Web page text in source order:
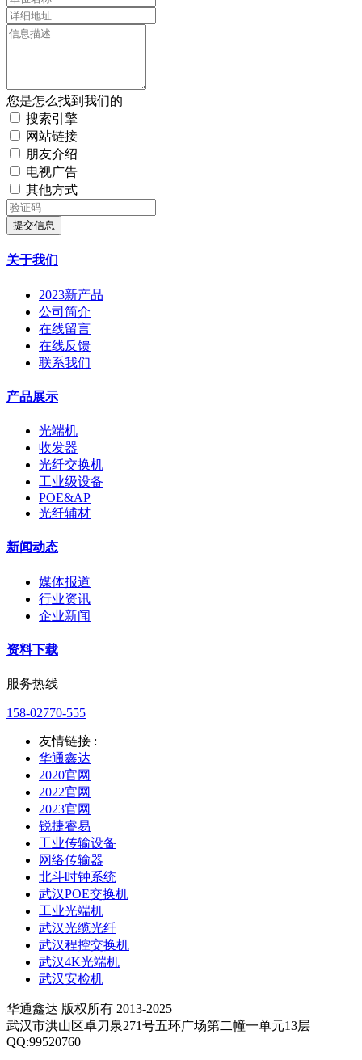
您是怎么找到我们的
搜索引擎
网站链接
朋友介绍
电视广告
其他方式
提交信息
关于我们
2023新产品
公司简介
在线留言
在线反馈
联系我们
产品展示
光端机
收发器
光纤交换机
工业级设备
POE&AP
光纤辅材
新闻动态
媒体报道
行业资讯
企业新闻
资料下载
服务热线
158-02770-555
友情链接 :
华通鑫达
2020官网
2022官网
2023官网
锐捷睿易
工业传输设备
网络传输器
北斗时钟系统
武汉POE交换机
工业光端机
武汉光缆光纤
武汉程控交换机
武汉4K光端机
武汉安检机
华通鑫达 版权所有 2013-2025
武汉市洪山区卓刀泉271号五环广场第二幢一单元13层
QQ:99520760